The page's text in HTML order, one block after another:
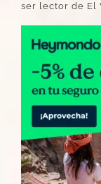
ser lector de El